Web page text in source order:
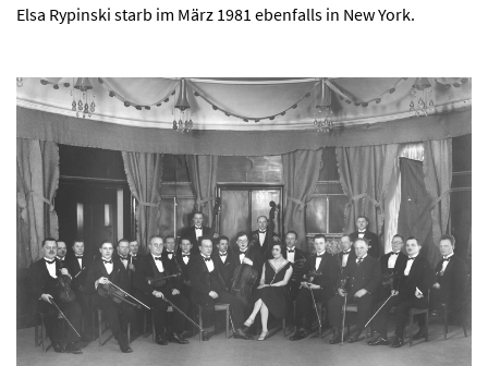
Elsa Rypinski starb im März 1981 ebenfalls in New York.